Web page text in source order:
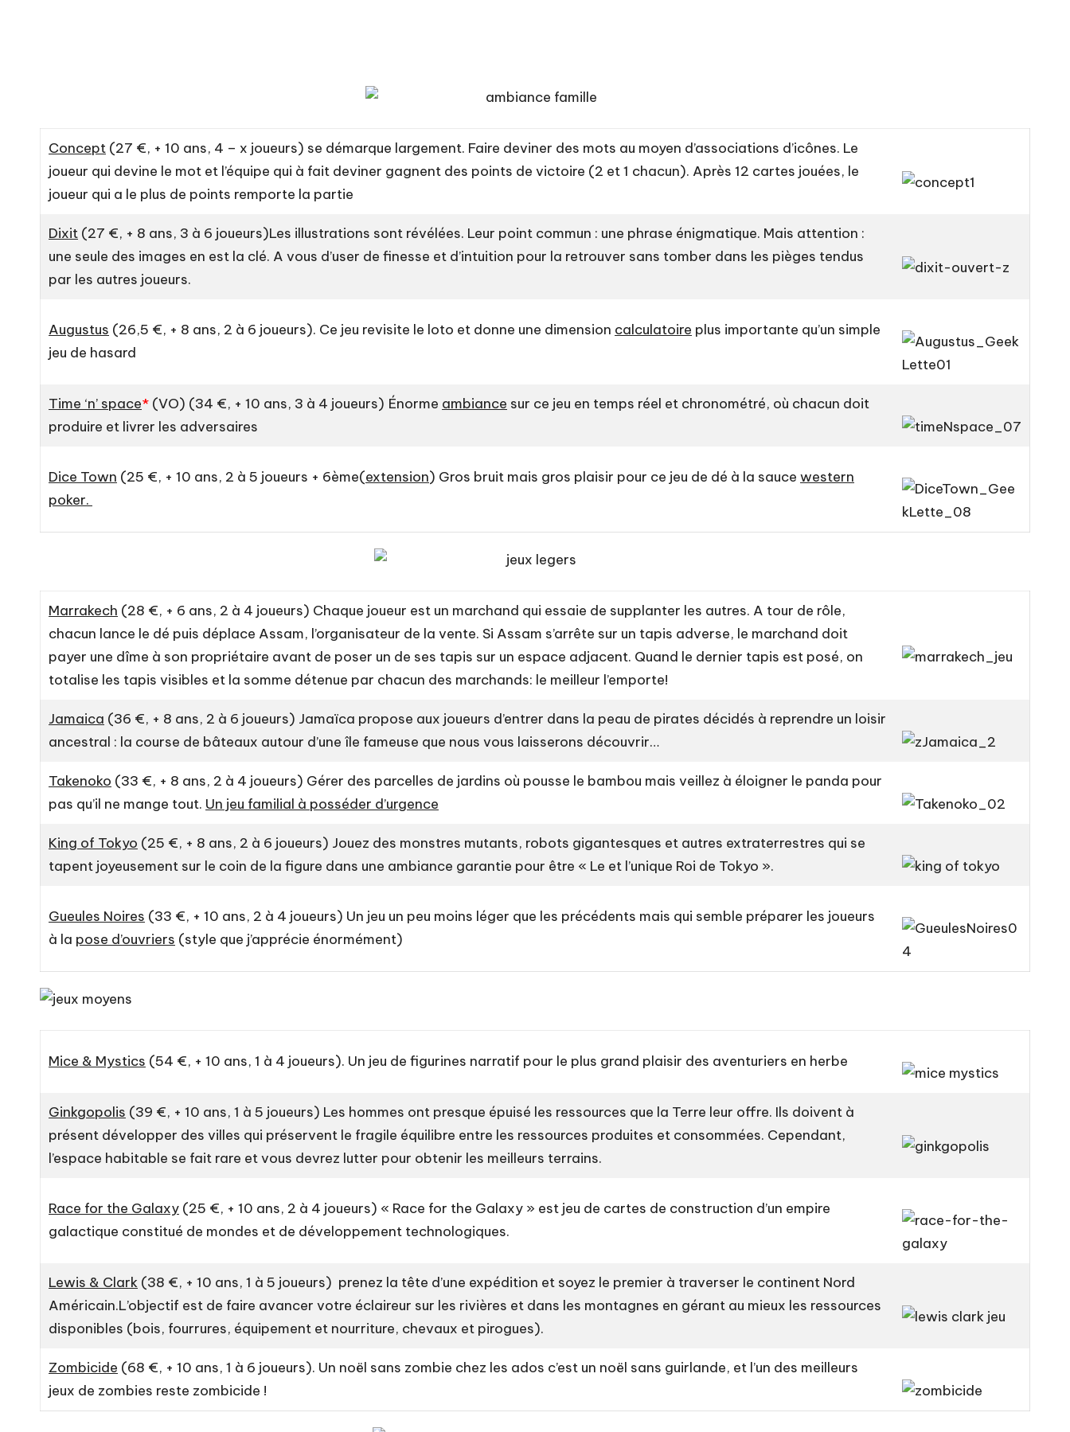
Concept (27 €, + 10 ans, 4 – x joueurs) se démarque largement. Faire deviner des mots au moyen d’associations d’icônes. Le
joueur qui devine le mot et l’équipe qui à fait deviner gagnent des points de victoire (2 et 1 chacun). Après 12 cartes jouées, le
joueur qui a le plus de points remporte la partie
Dixit (27 €, + 8 ans, 3 à 6 joueurs)Les illustrations sont révélées. Leur point commun : une phrase énigmatique. Mais attention :
une seule des images en est la clé. A vous d’user de finesse et d’intuition pour la retrouver sans tomber dans les pièges tendus
par les autres joueurs.
Augustus (26,5 €, + 8 ans, 2 à 6 joueurs). Ce jeu revisite le loto et donne une dimension calculatoire plus importante qu’un simple
jeu de hasard
Time ‘n’ space* (VO) (34 €, + 10 ans, 3 à 4 joueurs) Énorme ambiance sur ce jeu en temps réel et chronométré, où chacun doit
produire et livrer les adversaires
Dice Town (25 €, + 10 ans, 2 à 5 joueurs + 6ème(extension) Gros bruit mais gros plaisir pour ce jeu de dé à la sauce western
poker.
Marrakech (28 €, + 6 ans, 2 à 4 joueurs) Chaque joueur est un marchand qui essaie de supplanter les autres. A tour de rôle,
chacun lance le dé puis déplace Assam, l’organisateur de la vente. Si Assam s’arrête sur un tapis adverse, le marchand doit
payer une dîme à son propriétaire avant de poser un de ses tapis sur un espace adjacent. Quand le dernier tapis est posé, on
totalise les tapis visibles et la somme détenue par chacun des marchands: le meilleur l’emporte!
Jamaica (36 €, + 8 ans, 2 à 6 joueurs) Jamaïca propose aux joueurs d’entrer dans la peau de pirates décidés à reprendre un loisir
ancestral : la course de bâteaux autour d’une île fameuse que nous vous laisserons découvrir…
Takenoko (33 €, + 8 ans, 2 à 4 joueurs) Gérer des parcelles de jardins où pousse le bambou mais veillez à éloigner le panda pour
pas qu’il ne mange tout. Un jeu familial à posséder d’urgence
King of Tokyo (25 €, + 8 ans, 2 à 6 joueurs) Jouez des monstres mutants, robots gigantesques et autres extraterrestres qui se
tapent joyeusement sur le coin de la figure dans une ambiance garantie pour être « Le et l’unique Roi de Tokyo ».
Gueules Noires (33 €, + 10 ans, 2 à 4 joueurs) Un jeu un peu moins léger que les précédents mais qui semble préparer les joueurs
à la pose d’ouvriers (style que j’apprécie énormément)
Mice & Mystics (54 €, + 10 ans, 1 à 4 joueurs). Un jeu de figurines narratif pour le plus grand plaisir des aventuriers en herbe
Ginkgopolis (39 €, + 10 ans, 1 à 5 joueurs) Les hommes ont presque épuisé les ressources que la Terre leur offre. Ils doivent à
présent développer des villes qui préservent le fragile équilibre entre les ressources produites et consommées. Cependant,
l’espace habitable se fait rare et vous devrez lutter pour obtenir les meilleurs terrains.
Race for the Galaxy (25 €, + 10 ans, 2 à 4 joueurs) « Race for the Galaxy » est jeu de cartes de construction d’un empire
galactique constitué de mondes et de développement technologiques.
Lewis & Clark (38 €, + 10 ans, 1 à 5 joueurs) prenez la tête d’une expédition et soyez le premier à traverser le continent Nord
Américain.L’objectif est de faire avancer votre éclaireur sur les rivières et dans les montagnes en gérant au mieux les ressources
disponibles (bois, fourrures, équipement et nourriture, chevaux et pirogues).
Zombicide (68 €, + 10 ans, 1 à 6 joueurs). Un noël sans zombie chez les ados c’est un noël sans guirlande, et l’un des meilleurs
jeux de zombies reste zombicide !